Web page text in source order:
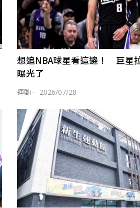
想追NBA球星看這邊！ 巨星
曝光了
運動 · 2026/07/28